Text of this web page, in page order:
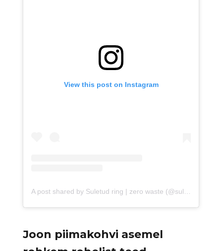
View this post on Instagram
Joon piimakohvi asemel